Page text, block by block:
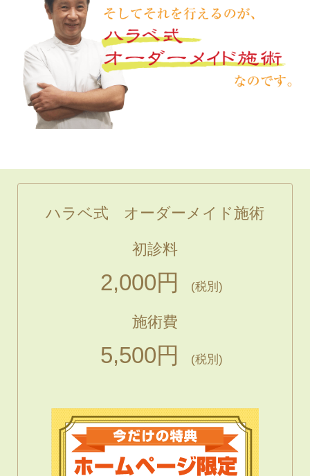
ハラベ式 オーダーメイド施術
初診料
2,000円 (税別)
施術費
5,500円 (税別)